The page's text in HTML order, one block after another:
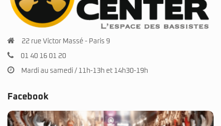
Mardi au samedi / 11h-13h et 14h30-19h
Facebook